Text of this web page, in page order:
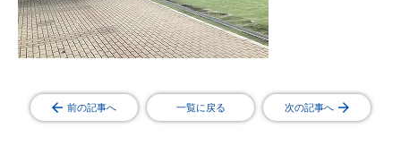
前の記事へ 一覧に戻る 次の記事へ